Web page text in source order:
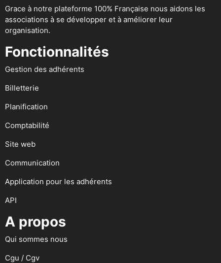
Grace à notre plateforme 100% Française nous aidons les
associations à se développer et à améliorer leur
organisation.
Fonctionnalités
Gestion des adhérents
Billetterie
Planification
Comptabilité
Site web
Communication
Application pour les adhérents
API
A propos
Qui sommes nous
Cgu / Cgv